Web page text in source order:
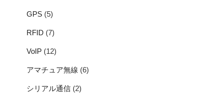
GPS (5)
RFID (7)
VoIP (12)
アマチュア無線 (6)
シリアル通信 (2)